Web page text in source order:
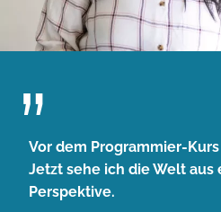
Vor dem Programmier-
Jetzt sehe ich die Welt aus
Perspektive.